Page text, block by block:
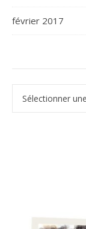
février 2017